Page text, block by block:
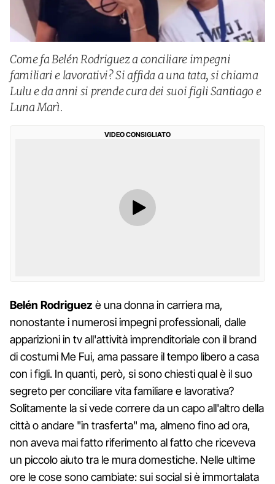
Come fa Belén Rodriguez a conciliare impegni
familiari e lavorativi? Si affida a una tata, si chiama
Lulu e da anni si prende cura dei suoi figli Santiago e
Luna Marì.
VIDEO CONSIGLIATO
Belén Rodriguez è una donna in carriera ma,
nonostante i numerosi impegni professionali, dalle
apparizioni in tv all'attività imprenditoriale con il brand
di costumi Me Fui, ama passare il tempo libero a casa
con i figli. In quanti, però, si sono chiesti qual è il suo
segreto per conciliare vita familiare e lavorativa?
Solitamente la si vede correre da un capo all'altro della
città o andare "in trasferta" ma, almeno fino ad ora,
non aveva mai fatto riferimento al fatto che riceveva
un piccolo aiuto tra le mura domestiche. Nelle ultime
ore le cose sono cambiate: sui social si è immortalata